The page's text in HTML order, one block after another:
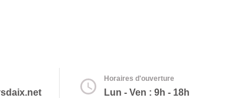
Horaires d'ouverture
Lun - Ven : 9h - 18h